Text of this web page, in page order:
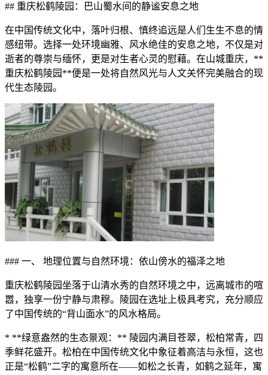
## 重庆松鹤陵园：巴山蜀水间的静谧安息之地
在中国传统文化中，落叶归根、慎终追远是人们生生不息的情
感纽带。选择一处环境幽雅、风水绝佳的安息之地，不仅是对
逝者的尊崇与缅怀，更是对生者心灵的慰藉。在山城重庆，**
重庆松鹤陵园**便是一处将自然风光与人文关怀完美融合的现
代生态陵园。
### 一、 地理位置与自然环境：依山傍水的福泽之地
重庆松鹤陵园坐落于山清水秀的自然环境之中，远离城市的喧
嚣，独享一份宁静与肃穆。陵园在选址上极具考究，充分顺应
了中国传统的“背山面水”的风水格局。
* **绿意盎然的生态景观：** 陵园内满目苍翠，松柏常青，四
季鲜花盛开。松柏在中国传统文化中象征着高洁与永恒，这也
正是“松鹤”二字的寓意所在——如松之长青，如鹤之延年，寓